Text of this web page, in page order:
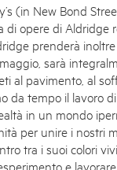
(in New Bond
opere di Aldridge
prenderà
sarà
al pavimento, al
da tempo il lavoro
in un mondo
per unire i nostri
tra i suoi colori
e